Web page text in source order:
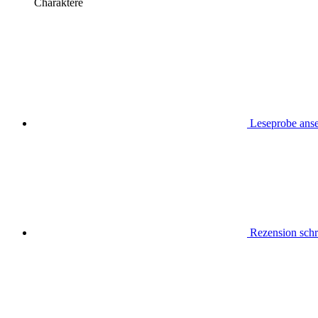
Charaktere
Leseprobe
Rezension